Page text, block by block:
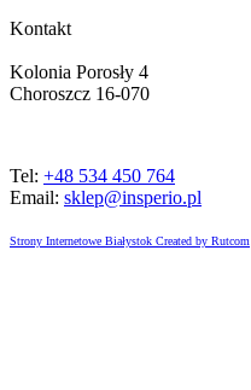
Kontakt
Kolonia Porosły 4
Choroszcz 16-070
Tel: +48 534 450 764
Email: sklep@insperio.pl
Strony Internetowe Białystok Created by Rutcom